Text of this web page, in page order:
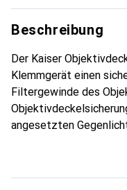
Beschreibung
Der Kaiser
Klemmgerät einen
Filtergewinde des
angesetzten